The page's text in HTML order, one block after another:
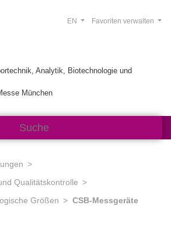
Analytik, Biotechnologie und
München
Favoriten verwalten
EN
Qualitätskontrolle
Größen
CSB-Messgeräte